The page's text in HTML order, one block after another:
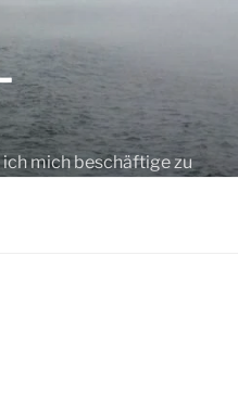
mich beschäftige zu